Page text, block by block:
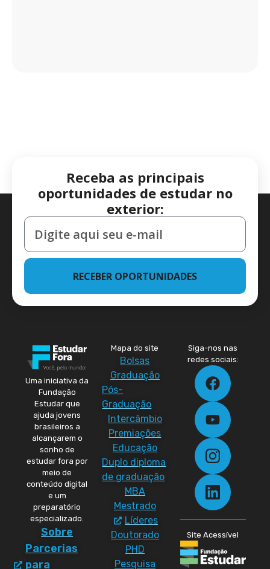
Receba as principais
oportunidades de estudar no
exterior:
RECEBER OPORTUNIDADES
Uma iniciativa da
Fundação
Estudar que
ajuda jovens
brasileiros a
alcançarem o
sonho de
estudar fora por
meio de
conteúdo digital
e um
preparatório
especializado.
Sobre
Parcerias
para
Mapa do site
Bolsas
Graduação
Pós-
Graduação
Intercâmbio
Premiações
Educação
Duplo diploma
de graduação
MBA
Mestrado
Líderes
Doutorado
PHD
Pesquisa
Siga-nos nas
redes sociais:
Site Acessível